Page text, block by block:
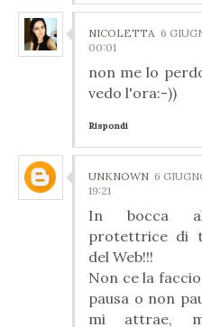
NICOLETTA 6
00:01
non me lo
vedo l'ora:-))
Rispondi
UNKNOWN 6
19:21
In bocca
protettrice di
del Web!!!
Non ce la
pausa o non
mi attrae,